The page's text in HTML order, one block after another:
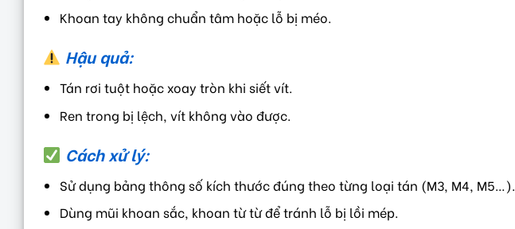
Khoan tay không chuẩn tâm hoặc lỗ bị méo.
Hậu quả:
Tán rơi tuột hoặc xoay tròn khi siết vít.
Ren trong bị lệch, vít không vào được.
Cách xử lý:
Sử dụng bảng thông số kích thước đúng theo từng loại tán (M3, M4, M5…).
Dùng mũi khoan sắc, khoan từ từ để tránh lỗ bị lồi mép.